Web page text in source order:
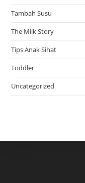
Tambah Susu
The Milk Story
Tips Anak Sihat
Toddler
Uncategorized